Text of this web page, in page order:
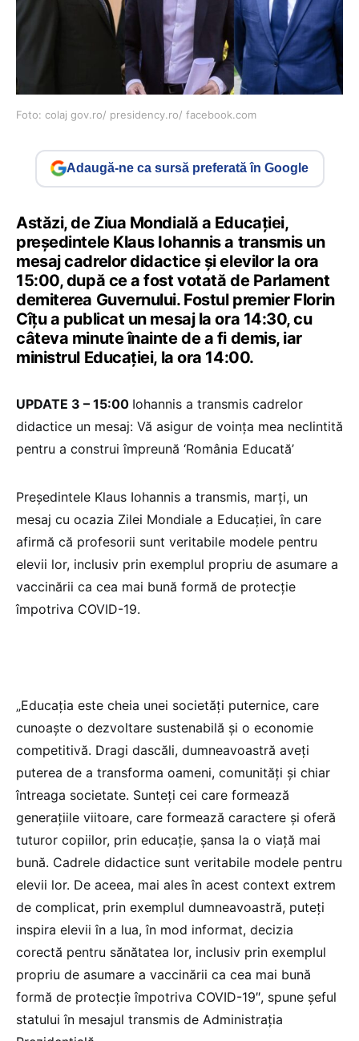
Foto: colaj gov.ro/ presidency.ro/ facebook.com
Adaugă-ne ca sursă preferată în Google
Astăzi, de Ziua Mondială a Educației,
președintele Klaus Iohannis a transmis un
mesaj cadrelor didactice și elevilor la ora
15:00, după ce a fost votată de Parlament
demiterea Guvernului. Fostul premier Florin
Cîțu a publicat un mesaj la ora 14:30, cu
câteva minute înainte de a fi demis, iar
ministrul Educației, la ora 14:00.
UPDATE 3 – 15:00 Iohannis a transmis cadrelor
didactice un mesaj: Vă asigur de voinţa mea neclintită
pentru a construi împreună ‘România Educată’
Preşedintele Klaus Iohannis a transmis, marţi, un
mesaj cu ocazia Zilei Mondiale a Educaţiei, în care
afirmă că profesorii sunt veritabile modele pentru
elevii lor, inclusiv prin exemplul propriu de asumare a
vaccinării ca cea mai bună formă de protecţie
împotriva COVID-19.
„Educaţia este cheia unei societăţi puternice, care
cunoaşte o dezvoltare sustenabilă şi o economie
competitivă. Dragi dascăli, dumneavoastră aveţi
puterea de a transforma oameni, comunităţi şi chiar
întreaga societate. Sunteţi cei care formează
generaţiile viitoare, care formează caractere şi oferă
tuturor copiilor, prin educaţie, şansa la o viaţă mai
bună. Cadrele didactice sunt veritabile modele pentru
elevii lor. De aceea, mai ales în acest context extrem
de complicat, prin exemplul dumneavoastră, puteţi
inspira elevii în a lua, în mod informat, decizia
corectă pentru sănătatea lor, inclusiv prin exemplul
propriu de asumare a vaccinării ca cea mai bună
formă de protecţie împotriva COVID-19″, spune şeful
statului în mesajul transmis de Administraţia